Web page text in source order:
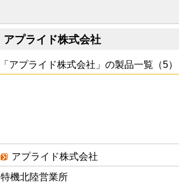
アプライド株式会社
「アプライド株式会社」の製品一覧（5）
アプライド株式会社
特機北陸営業所